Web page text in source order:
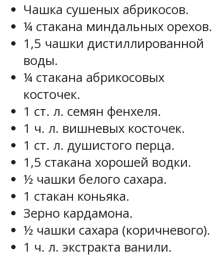
Чашка сушеных абрикосов.
¼ стакана миндальных орехов.
1,5 чашки дистиллированной
воды.
¼ стакана абрикосовых
косточек.
1 ст. л. семян фенхеля.
1 ч. л. вишневых косточек.
1 ст. л. душистого перца.
1,5 стакана хорошей водки.
½ чашки белого сахара.
1 стакан коньяка.
Зерно кардамона.
½ чашки сахара (коричневого).
1 ч. л. экстракта ванили.